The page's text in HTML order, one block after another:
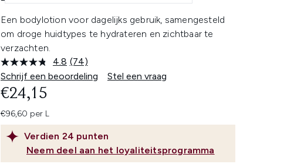
Een bodylotion voor dagelijks gebruik, samengesteld
om droge huidtypes te hydrateren en zichtbaar te
verzachten.
4.8 Lees
74
beoordelingen.
(74)
Schrijf een beoordeling
Stel een vraag
Verdien 24 punten
Neem deel aan het loyaliteitsprogramma
€24,15
€96,60 per L